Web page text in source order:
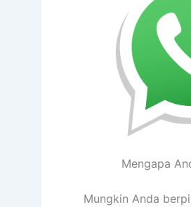
Mengapa
Mungkin Anda